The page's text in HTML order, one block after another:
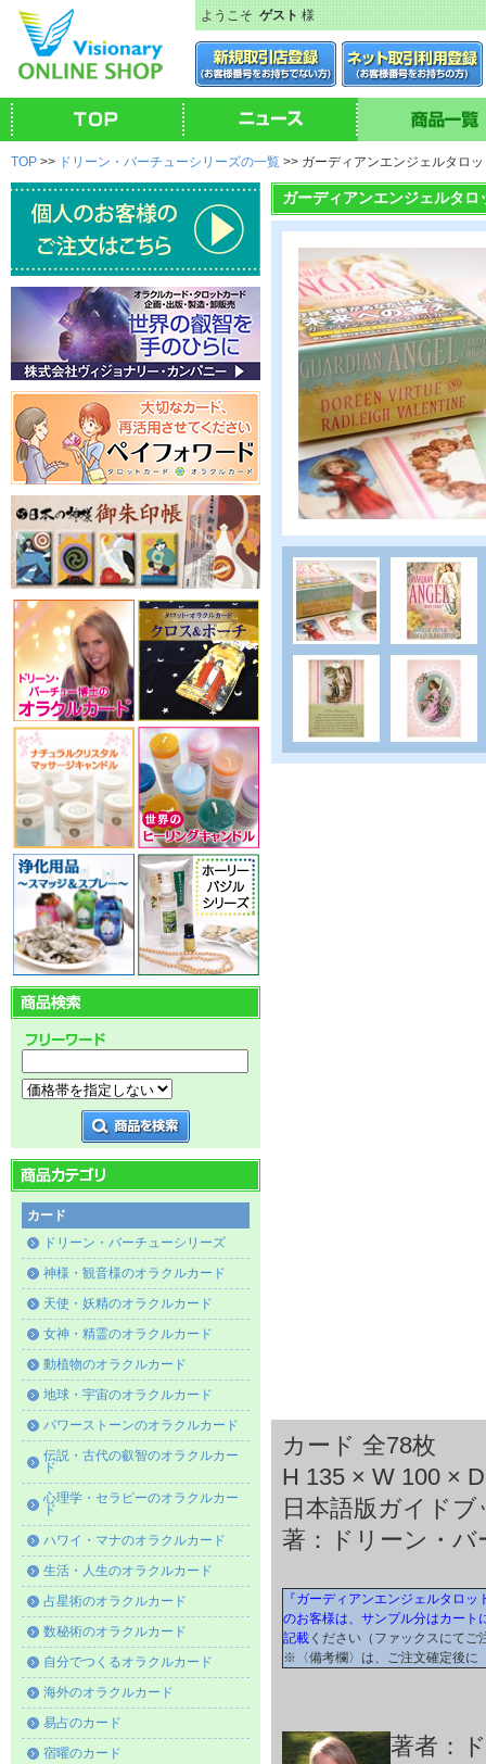
ようこそゲスト様
TOP >> ドリーン・バーチューシリーズの一覧 >> ガーディアンエンジェルタロ
カード
ドリーン・バーチューシリーズ
神様・観音様のオラクルカード
天使・妖精のオラクルカード
女神・精霊のオラクルカード
動植物のオラクルカード
地球・宇宙のオラクルカード
パワーストーンのオラクルカード
伝説・古代の叡智のオラクルカー
ド
心理学・セラピーのオラクルカー
ド
ハワイ・マナのオラクルカード
生活・人生のオラクルカード
占星術のオラクルカード
数秘術のオラクルカード
自分でつくるオラクルカード
海外のオラクルカード
易占のカード
宿曜のカード
ガーディアンエンジェルタロ
カード 全78枚
H 135 × W 100 ×
日本語版ガイド
著：ドリーン・
『ガーディアンエンジェルタロ
のお客様は、サンプル分はカー
記載 ください（ファックスにて
※〈備考欄〉は、ご注文確定後に
著者：